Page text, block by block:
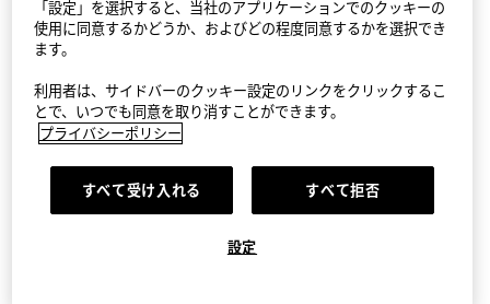
サイトマップ
お問い合わせ
会社概要
©FAST RETAILING CO., LTD.
「設定」を選択すると、当社のアプリケーションでのクッキーの
使用に同意するかどうか、およびどの程度同意するかを選択でき
ます。
利用者は、サイドバーのクッキー設定のリンクをクリックするこ
とで、いつでも同意を取り消すことができます。
プライバシーポリシー
すべて受け入れる すべて拒否
設定